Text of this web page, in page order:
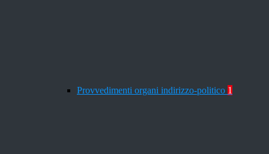
Provvedimenti organi indirizzo-politico 1